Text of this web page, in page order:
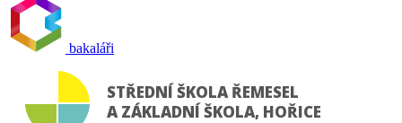
bakaláři
STŘEDNÍ ŠKOLA ŘEMESEL
A ZÁKLADNÍ ŠKOLA, HOŘICE